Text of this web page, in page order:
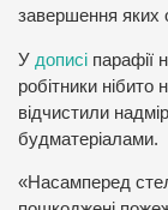
завершення яких
У дописі парафії
робітники нібито
відчистили
будматеріалами.
«Насамперед